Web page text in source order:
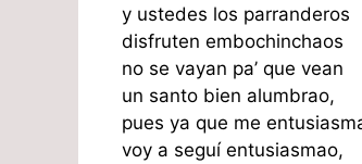
y ustedes los parranderos
disfruten embochinchaos
no se vayan pa’ que vean
un santo bien alumbrao,
pues ya que me
voy a seguí entusiasmao,